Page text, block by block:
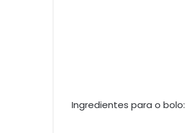
Ingredientes para o bolo: